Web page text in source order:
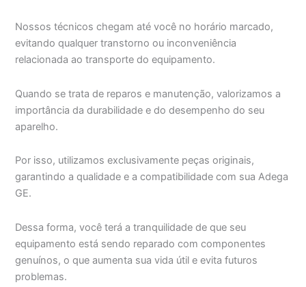
Nossos técnicos chegam até você no horário marcado,
evitando qualquer transtorno ou inconveniência
relacionada ao transporte do equipamento.
Quando se trata de reparos e manutenção, valorizamos a
importância da durabilidade e do desempenho do seu
aparelho.
Por isso, utilizamos exclusivamente peças originais,
garantindo a qualidade e a compatibilidade com sua Adega
GE.
Dessa forma, você terá a tranquilidade de que seu
equipamento está sendo reparado com componentes
genuínos, o que aumenta sua vida útil e evita futuros
problemas.